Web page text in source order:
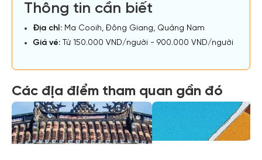
Thông tin cần biết
Địa chỉ: Ma Cooih, Đông Giang, Quảng Nam
Giá vé: Từ 150.000 VND/người - 900.000 VND/người
Các địa điểm tham quan gần đó